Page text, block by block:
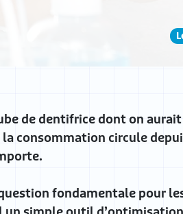
de dentifrice dont on
consommation circule
fondamentale pour